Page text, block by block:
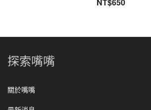
探索嘴嘴
關於嘴嘴